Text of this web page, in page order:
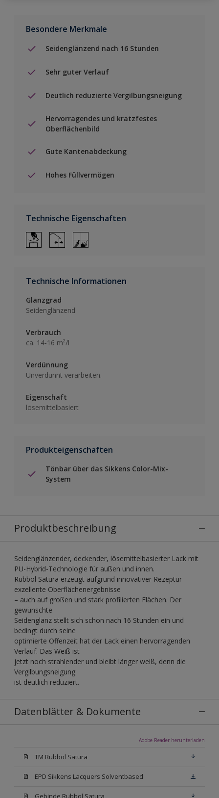
Besondere Merkmale
Seidenglänzend nach 16 Stunden
Sehr guter Verlauf
Deutlich reduzierte Vergilbungsneigung
Hervorragendes und kratzfestes
Oberflächenbild
Gute Kantenabdeckung
Hohes Füllvermögen
Technische Eigenschaften
Technische Informationen
Glanzgrad
Seidenglänzend
Verbrauch
ca. 14-16 m²/l
Verdünnung
Unverdünnt verarbeiten.
Eigenschaft
lösemittelbasiert
Produkteigenschaften
Tönbar über das Sikkens Color-Mix-
System
Produktbeschreibung
Seidenglänzender, deckender, lösemittelbasierter Lack mit
PU-Hybrid-Technologie für außen und innen.
Rubbol Satura erzeugt aufgrund innovativer Rezeptur
exzellente Oberflächenergebnisse
– auch auf großen und stark profilierten Flächen. Der
gewünschte
Seidenglanz stellt sich schon nach 16 Stunden ein und
bedingt durch seine
optimierte Offenzeit hat der Lack einen hervorragenden
Verlauf. Das Weiß ist
jetzt noch strahlender und bleibt länger weiß, denn die
Vergilbungsneigung
ist deutlich reduziert.
Datenblätter & Dokumente
Adobe Reader herunterladen
TM Rubbol Satura
EPD Sikkens Lacquers Solventbased
Gebinde Rubbol Satura